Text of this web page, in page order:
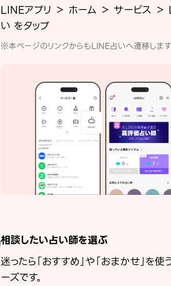
LINEアプリ ＞ ホーム ＞ サービス ＞
い をタップ
※本ページのリンクからもLINE占いへ遷移します
相談したい占い師を選ぶ
迷ったら「おすすめ」や「おまかせ」を使
ーズです。